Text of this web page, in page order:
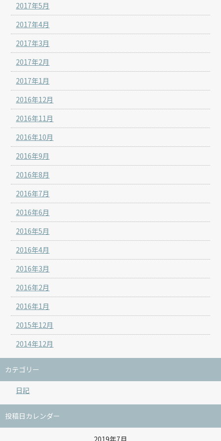
2017年5月
2017年4月
2017年3月
2017年2月
2017年1月
2016年12月
2016年11月
2016年10月
2016年9月
2016年8月
2016年7月
2016年6月
2016年5月
2016年4月
2016年3月
2016年2月
2016年1月
2015年12月
2014年12月
カテゴリー
日記
投稿日カレンダー